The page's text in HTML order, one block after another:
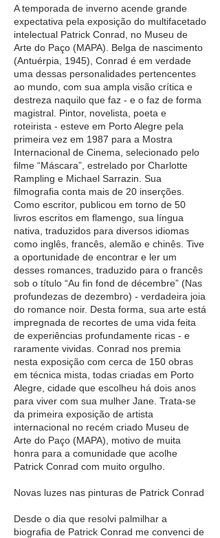
A temporada de inverno acende grande
expectativa pela exposição do multifacetado
intelectual Patrick Conrad, no Museu de
Arte do Paço (MAPA). Belga de nascimento
(Antuérpia, 1945), Conrad é em verdade
uma dessas personalidades pertencentes
ao mundo, com sua ampla visão crítica e
destreza naquilo que faz - e o faz de forma
magistral. Pintor, novelista, poeta e
roteirista - esteve em Porto Alegre pela
primeira vez em 1987 para a Mostra
Internacional de Cinema, selecionado pelo
filme “Máscara”, estrelado por Charlotte
Rampling e Michael Sarrazin. Sua
filmografia conta mais de 20 inserções.
Como escritor, publicou em torno de 50
livros escritos em flamengo, sua língua
nativa, traduzidos para diversos idiomas
como inglês, francês, alemão e chinês. Tive
a oportunidade de encontrar e ler um
desses romances, traduzido para o francês
sob o título “Au fin fond de décembre” (Nas
profundezas de dezembro) - verdadeira joia
do romance noir. Desta forma, sua arte está
impregnada de recortes de uma vida feita
de experiências profundamente ricas - e
raramente vividas. Conrad nos premia
nesta exposição com cerca de 150 obras
em técnica mista, todas criadas em Porto
Alegre, cidade que escolheu há dois anos
para viver com sua mulher Jane. Trata-se
da primeira exposição de artista
internacional no recém criado Museu de
Arte do Paço (MAPA), motivo de muita
honra para a comunidade que acolhe
Patrick Conrad com muito orgulho.
Novas luzes nas pinturas de Patrick Conrad
Desde o dia que resolvi palmilhar a
biografia de Patrick Conrad me convenci de